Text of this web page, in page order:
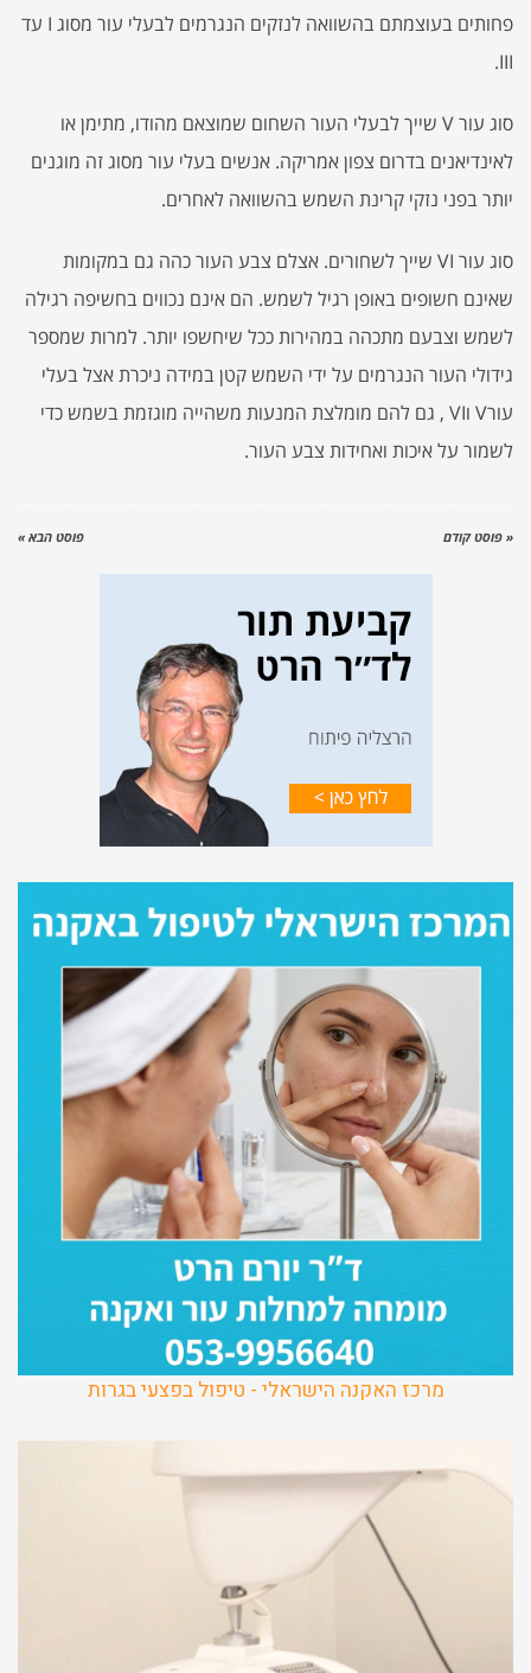
פחותים בעוצמתם בהשוואה לנזקים הנגרמים לבעלי עור מסוג I עד
III.
סוג עור V שייך לבעלי העור השחום שמוצאם מהודו, מתימן או
לאינדיאנים בדרום צפון אמריקה. אנשים בעלי עור מסוג זה מוגנים
יותר בפני נזקי קרינת השמש בהשוואה לאחרים.
סוג עור VI שייך לשחורים. אצלם צבע העור כהה גם במקומות
שאינם חשופים באופן רגיל לשמש. הם אינם נכווים בחשיפה רגילה
לשמש וצבעם מתכהה במהירות ככל שיחשפו יותר. למרות שמספר
גידולי העור הנגרמים על ידי השמש קטן במידה ניכרת אצל בעלי
עורV וVI , גם להם מומלצת המנעות משהייה מוגזמת בשמש כדי
לשמור על איכות ואחידות צבע העור.
« פוסט קודם פוסט הבא »
מרכז האקנה הישראלי - טיפול בפצעי בגרות